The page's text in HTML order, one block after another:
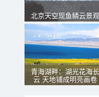
北京天空现鱼鳞云景观
青海湖畔：湖光花海
云 天地铺成明亮画卷